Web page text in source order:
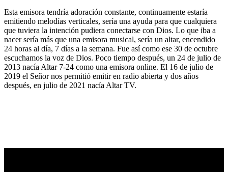
Esta emisora tendría adoración constante, continuamente estaría
emitiendo melodías verticales, sería una ayuda para que cualquiera
que tuviera la intención pudiera conectarse con Dios. Lo que iba a
nacer sería más que una emisora musical, sería un altar, encendido
24 horas al día, 7 días a la semana. Fue así como ese 30 de octubre
escuchamos la voz de Dios. Poco tiempo después, un 24 de julio de
2013 nacía Altar 7-24 como una emisora online. El 16 de julio de
2019 el Señor nos permitió emitir en radio abierta y dos años
después, en julio de 2021 nacía Altar TV.